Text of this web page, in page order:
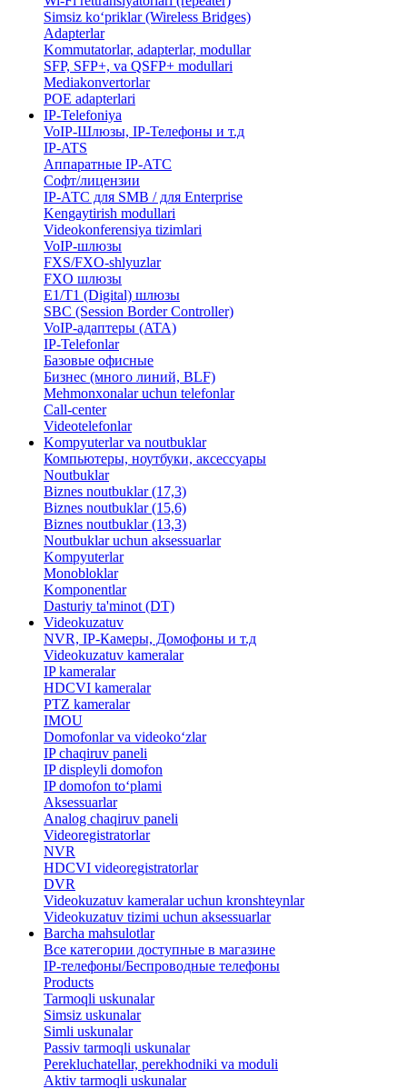
Simsiz ko‘priklar (Wireless Bridges)
Adapterlar
Kommutatorlar, adapterlar, modullar
SFP, SFP+, va QSFP+ modullari
Mediakonvertorlar
POE adapterlari
IP-Telefoniya
VoIP-Шлюзы, IP-Телефоны и т.д
IP-ATS
Аппаратные IP-АТС
Софт/лицензии
IP-АТС для SMB / для Enterprise
Kengaytirish modullari
Videokonferensiya tizimlari
VoIP-шлюзы
FXS/FXO-shlyuzlar
FXO шлюзы
E1/T1 (Digital) шлюзы
SBC (Session Border Controller)
VoIP-адаптеры (ATA)
IP-Telefonlar
Базовые офисные
Бизнес (много линий, BLF)
​Mehmonxonalar uchun telefonlar
Call-center
​Videotelefonlar
Kompyuterlar va noutbuklar
Компьютеры, ноутбуки, аксессуары
Noutbuklar
Biznes noutbuklar (17,3)
Biznes noutbuklar (15,6)
Biznes noutbuklar (13,3)
Noutbuklar uchun aksessuarlar
Kompyuterlar
Monobloklar
Komponentlar
Dasturiy ta'minot (DT)
Videokuzatuv
NVR, IP-Камеры, Домофоны и т.д
Videokuzatuv kameralar
IP kameralar
HDCVI kameralar
PTZ kameralar
IMOU
​Domofonlar va videoko‘zlar
IP chaqiruv paneli
IP displeyli domofon
IP domofon to‘plami
Aksessuarlar
Analog chaqiruv paneli
Videoregistratorlar
NVR
HDCVI videoregistratorlar
DVR
Videokuzatuv kameralar uchun kronshteynlar
​Videokuzatuv tizimi uchun aksessuarlar
Barcha mahsulotlar
Все категории доступные в магазине
IP-телефоны/Беспроводные телефоны
Products
Tarmoqli uskunalar
Simsiz uskunalar
Simli uskunalar
Passiv tarmoqli uskunalar
​Perekluchatellar, perekhodniki va moduli
Aktiv tarmoqli uskunalar